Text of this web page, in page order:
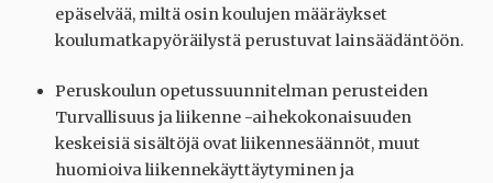
epäselvää, miltä osin koulujen määräykset
koulumatkapyöräilystä perustuvat lainsäädäntöön.
Peruskoulun opetussuunnitelman perusteiden
Turvallisuus ja liikenne -aihekokonaisuuden
keskeisiä sisältöjä ovat liikennesäännöt, muut
huomioiva liikennekäyttäytyminen ja